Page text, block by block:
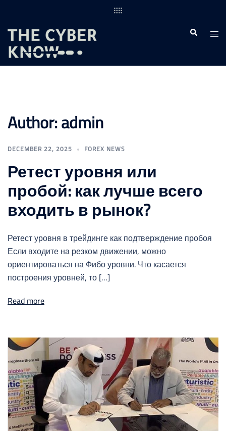
content
Search
Author:admin
DECEMBER 22, 2025 FOREX NEWS
Ретест уровня или
пробой: как лучше всего
входить в рынок?
Ретест уровня в трейдинге как подтверждение пробоя
Если входите на резком движении, можно
ориентироваться на Фибо уровни. Что касается
построения уровней, то […]
Read more